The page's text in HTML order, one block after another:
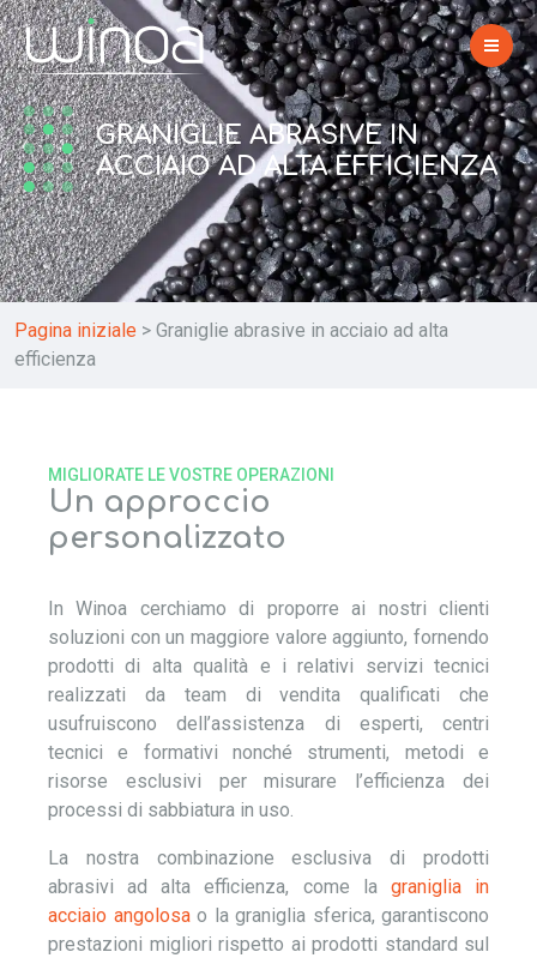
GRANIGLIE ABRASIVE IN
ACCIAIO AD ALTA EFFICIENZA
Pagina iniziale > Graniglie abrasive in acciaio ad alta
efficienza
Un approccio
personalizzato
MIGLIORATE LE VOSTRE OPERAZIONI
In Winoa cerchiamo di proporre ai nostri clienti
soluzioni con un maggiore valore aggiunto, fornendo
prodotti di alta qualità e i relativi servizi tecnici
realizzati da team di vendita qualificati che
usufruiscono dell’assistenza di esperti, centri
tecnici e formativi nonché strumenti, metodi e
risorse esclusivi per misurare l’efficienza dei
processi di sabbiatura in uso.
La nostra combinazione esclusiva di prodotti
abrasivi ad alta efficienza, come la graniglia in
acciaio angolosao la graniglia sferica, garantiscono
prestazioni migliori rispetto ai prodotti standard sul